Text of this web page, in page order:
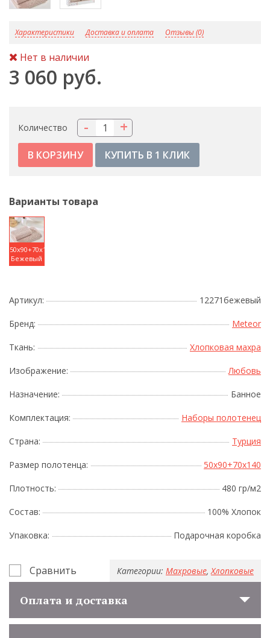
Характеристики Доставка и оплата Отзывы (0)
Нет в наличии
3 060 руб.
Количество +
-
КУПИТЬ В 1 КЛИК
Варианты товара
50x90+70x140
Бежевый
Артикул: 12271бежевый
Бренд: Meteor
Ткань: Хлопковая махра
Изображение: Любовь
Назначение: Банное
Комплектация: Наборы полотенец
Страна: Турция
Размер полотенца: 50x90+70x140
Плотность: 480 гр/м2
Состав: 100% Хлопок
Упаковка: Подарочная коробка
Сравнить Категории: Махровые,Хлопковые
Оплата и доставка